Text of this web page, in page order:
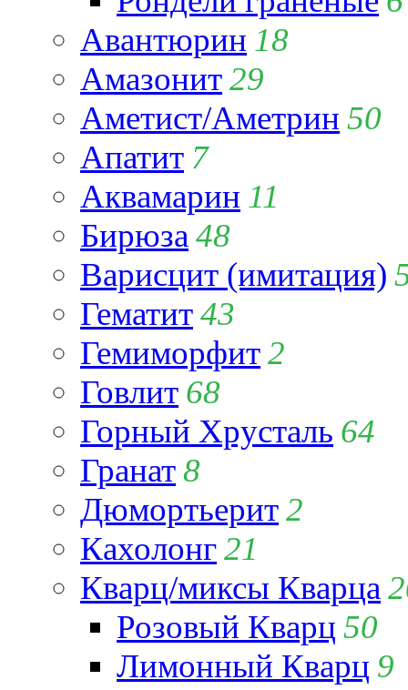
Авантюрин 18
Амазонит29
Аметист/Аметрин 50
Апатит 7
Аквамарин 11
Бирюза 48
Варисцит (имитация)
Гематит43
Гемиморфит2
Говлит 68
Горный Хрусталь 64
Гранат8
Дюмортьерит2
Кахолонг21
Кварц/миксы Кварца
Розовый Кварц 50
Лимонный Кварц 9